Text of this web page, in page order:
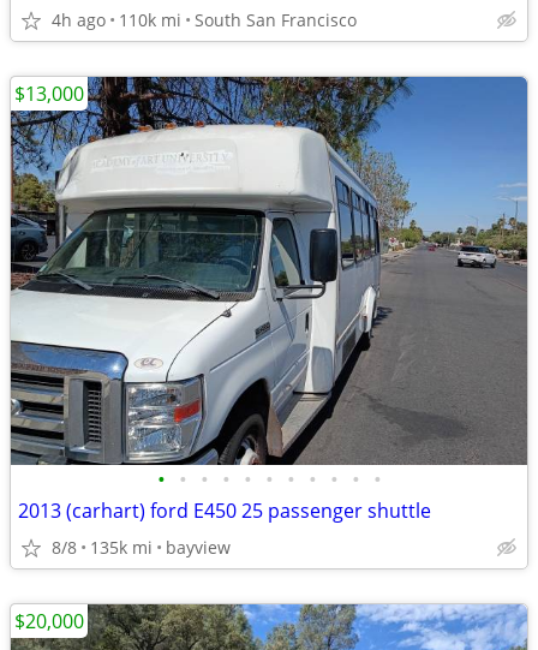
4h ago 110k mi South San Francisco
• • • • • • • • • • •
2013 (carhart) ford E450 25 passenger shuttle
8/8 135k mi bayview
$13,000
$20,000